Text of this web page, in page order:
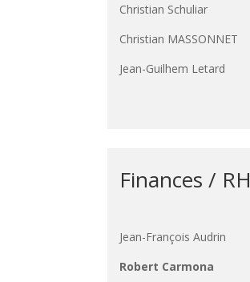
Christian Schuliar
Christian MASSONNET
Jean-Guilhem Letard
Finances / RH
Jean-François Audrin
Robert Carmona